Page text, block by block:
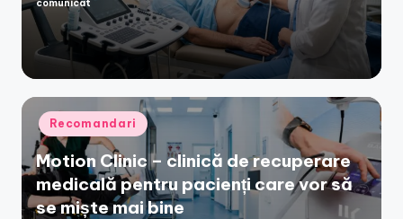
Posted
by
comunicat
Posted
in
Recomandari
Motion Clinic – clinică de recuperare
medicală pentru pacienți care vor să
se miște mai bine